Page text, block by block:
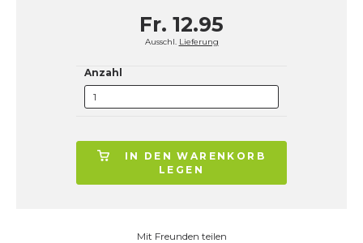
Fr. 12.95
Ausschl. Lieferung
Anzahl
IN DEN WARENKORB
LEGEN
Mit Freunden teilen